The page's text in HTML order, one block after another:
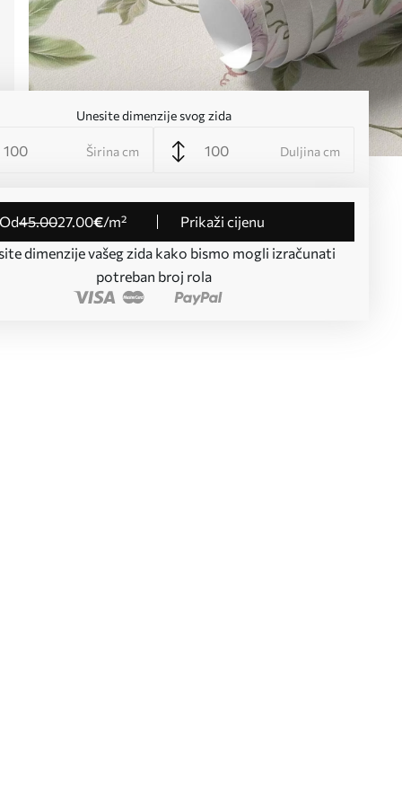
Unesite dimenzije svog zida
Širina cm Duljina cm
od45.0027.00€/m²
Prikaži cijenu
dimenzije vašeg zida kako bismo mogli izračunati
potreban broj rola